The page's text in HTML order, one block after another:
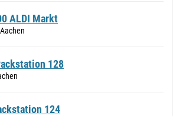
ALDI Markt
128
124